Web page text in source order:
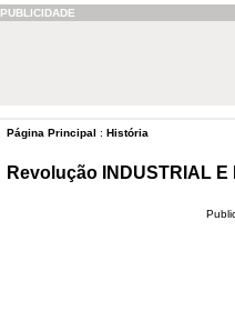
PUBLICIDADE
Página Principal : História
Revolução INDUSTRIAL